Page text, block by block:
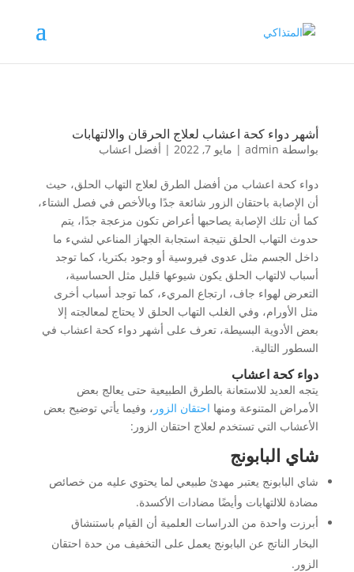
أشهر دواء كحة اعشاب لعلاج الحرقان والالتهابات
بواسطة admin
| مايو 7, 2022 | أفضل اعشاب
دواء كحة اعشاب من أفضل الطرق لعلاج التهاب الحلق، حيث
أن الإصابة باحتقان الزور شائعة جدًا وبالأخص في فصل الشتاء،
كما أن تلك الإصابة يصاحبها أعراض تكون مزعجة جدًا، يتم
حدوث التهاب الحلق نتيجة استجابة الجهاز المناعي لشيء ما
داخل الجسم مثل عدوى فيروسية أو وجود بكتريا، كما توجد
أسباب لالتهاب الحلق يكون شيوعها قليل مثل الحساسية،
التعرض لهواء جاف، ارتجاع المريء، كما توجد أسباب أخرى
مثل الأورام، وفي الغلب التهاب الحلق لا يحتاج لمعالجته إلا
بعض الأدوية البسيطة، تعرف على أشهر دواء كحة اعشاب في
السطور التالية.
دواء كحة اعشاب
يتجه العديد للاستعانة بالطرق الطبيعية حتى يعالج بعض
الأمراض المتنوعة ومنها احتقان الزور ، وفيما يأتي توضيح بعض
الأعشاب التي تستخدم لعلاج احتقان الزور:
شاي البابونج
شاي البابونج يعتبر مهدئ طبيعي لما يحتوي عليه من خصائص
مضادة للالتهابات وأيضًا مضادات الأكسدة.
أبرزت واحدة من الدراسات العلمية أن القيام باستنشاق
البخار الناتج عن البابونج يعمل على التخفيف من حدة احتقان
الزور.